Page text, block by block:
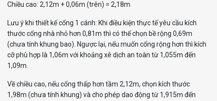
Chiều cao: 2,12m + 0,06m (trên) = 2,18m
Lưu ý khi thiết kế cổng 1 cánh: Khi điều kiện thực tế yêu cầu kích
thước cổng nhà nhỏ hơn 0,81m thì có thể chọn bề rộng 0,69m
(chưa tính khung bao). Ngược lại, nếu muốn cổng rộng hơn thì kích
cỡ phù hợp là 1,06m với khoảng xê dịch an toàn từ 1,055m đến
1,09m.
Về chiều cao, nếu cổng thấp hơn tầm 2,12m, chọn kích thước
1,98m (chưa tính khung) và cho phép dao động từ 1,915m đến